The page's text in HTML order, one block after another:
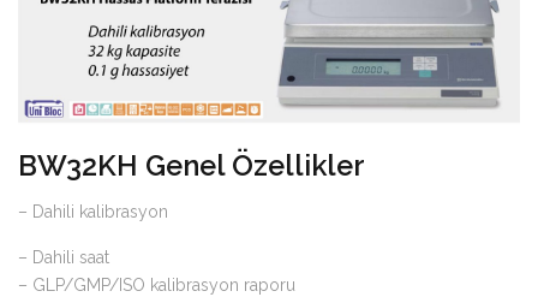
BW32KH Genel Özellikler
– Dahili kalibrasyon
– Dahili saat
– GLP/GMP/ISO kalibrasyon raporu